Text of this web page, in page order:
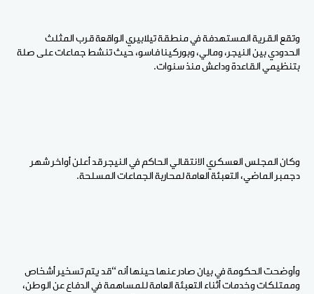
وتقع القرية المستهدفة في منطقة تيلابيري الواقعة قرب المثلث
الحدودي بين النيجر، ومالي، وبوركينا فاسو، حيث تنشط جماعات على صلة
بتنظيمي القاعدة وداعش منذ سنوات.
وكان المجلس العسكري الانتقالي الحاكم في النيجر قد أعلن أواخر شهر
دجمبر الماضي، التعبئة العامة لمحاربة الجماعات المسلحة.
وأوضحت الحكومة في بيان صادر عنها حينها أنه “قد يتم تسخير أشخاص
وممتلكات وخدمات أثناء التعبئة العامة للمساهمة في الدفاع عن الوطن،